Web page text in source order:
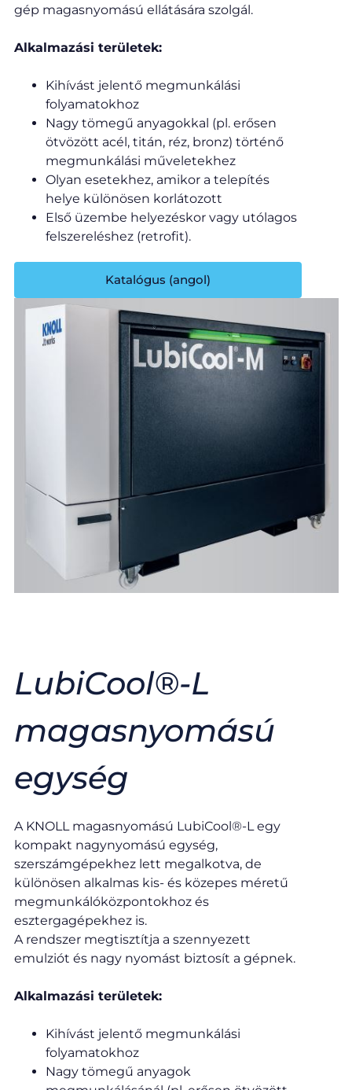
gép magasnyomású ellátására szolgál.
Alkalmazási területek:
Kihívást jelentő megmunkálási
folyamatokhoz
Nagy tömegű anyagokkal (pl. erősen
ötvözött acél, titán, réz, bronz) történő
megmunkálási műveletekhez
Olyan esetekhez, amikor a telepítés
helye különösen korlátozott
Első üzembe helyezéskor vagy utólagos
felszereléshez (retrofit).
Katalógus (angol)
LubiCool®-L
magasnyomású
egység​
A KNOLL magasnyomású LubiCool®-L egy
kompakt nagynyomású egység,
szerszámgépekhez lett megalkotva, de
különösen alkalmas kis- és közepes méretű
megmunkálóközpontokhoz és
esztergagépekhez is.
A rendszer megtisztítja a szennyezett
emulziót és nagy nyomást biztosít a gépnek.
Alkalmazási területek:
Kihívást jelentő megmunkálási
folyamatokhoz
Nagy tömegű anyagok